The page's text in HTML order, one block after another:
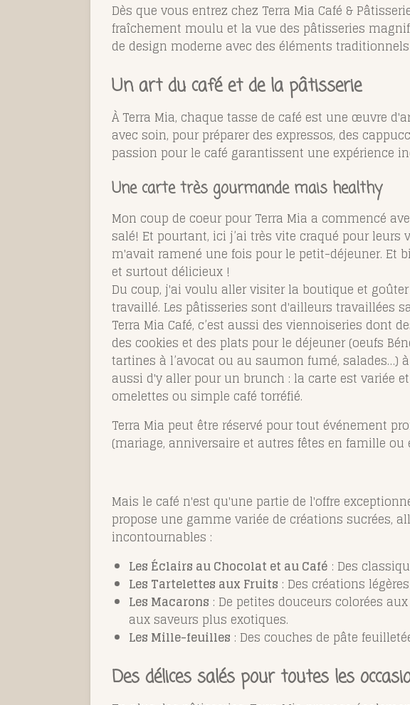
Dès que vous entrez chez Terra Mia Café &
fraîchement moulu et la vue des pâtisseries
de design moderne avec des éléments
Un art du café et de la pâtisserie
À Terra Mia, chaque tasse de café est une œuvre
avec soin, pour préparer des expressos, des
passion pour le café garantissent une expérience
Une carte très gourmande mais healthy
Mon coup de coeur pour Terra Mia a commencé
salé! Et pourtant, ici j’ai très vite craqué pour
m'avait ramené une fois pour le petit-déjeuner. Et
et surtout délicieux !
Du coup, j'ai voulu aller visiter la boutique et
travaillé. Les pâtisseries sont d'ailleurs travaillées
Terra Mia Café, c’est aussi des viennoiseries dont
des cookies et des plats pour le déjeuner (oeufs
tartines à l’avocat ou au saumon fumé, salades…)
aussi d'y aller pour un brunch : la carte est variée
omelettes ou simple café torréfié.
Terra Mia peut être réservé pour tout événement
(mariage, anniversaire et autres fêtes en famille ou
Mais le café n'est qu'une partie de l'offre
propose une gamme variée de créations sucrées,
incontournables :
Les Éclairs au Chocolat et au Café : Des
Les Tartelettes aux Fruits : Des créations
Les Macarons : De petites douceurs colorées
aux saveurs plus exotiques.
Les Mille-feuilles : Des couches de pâte
Des délices salés pour toutes les